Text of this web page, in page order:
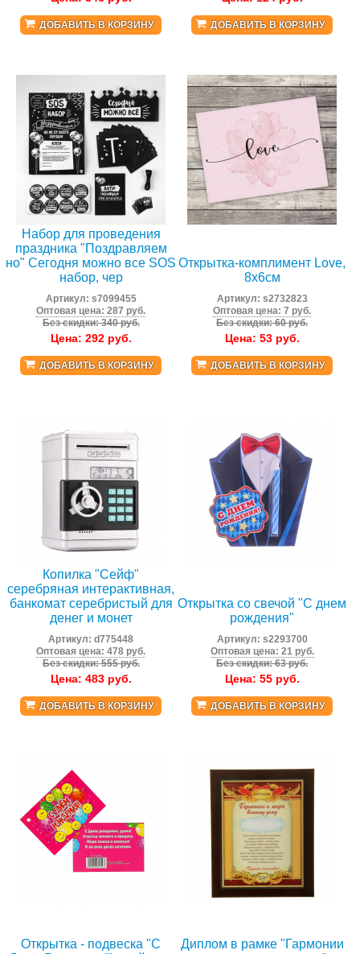
ДОБАВИТЬ В КОРЗИНУ ДОБАВИТЬ В КОРЗИНУ
Набор для проведения
праздника "Поздравляем
но" Сегодня можно все SOS
набор, чер
Артикул: s7099455
Оптовая цена: 287 руб.
Без скидки: 340 руб.
Цена: 292руб.
ДОБАВИТЬ В КОРЗИНУ
Открытка-комплимент Love,
8х6см
Артикул: s2732823
Оптовая цена: 7 руб.
Без скидки: 60 руб.
Цена: 53руб.
ДОБАВИТЬ В КОРЗИНУ
Копилка "Сейф"
серебряная интерактивная,
банкомат серебристый для
денег и монет
Артикул:d775448
Оптовая цена: 478 руб.
Без скидки: 555 руб.
Цена: 483руб.
ДОБАВИТЬ В КОРЗИНУ
Открытка со свечой "С днем
рождения"
Артикул: s2293700
Оптовая цена: 21 руб.
Без скидки: 63 руб.
Цена: 55руб.
ДОБАВИТЬ В КОРЗИНУ
Открытка - подвеска "С
Диплом в рамке "Гармонии